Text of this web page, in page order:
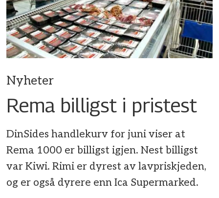
Nyheter
Rema billigst i pristest
DinSides handlekurv for juni viser at
Rema 1000 er billigst igjen. Nest billigst
var Kiwi. Rimi er dyrest av lavpriskjeden,
og er også dyrere enn Ica Supermarked.